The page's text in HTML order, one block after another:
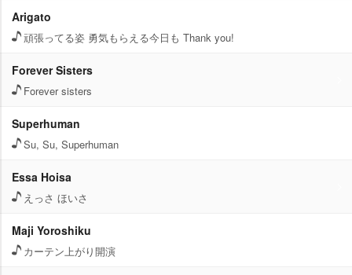
Arigato
頑張ってる姿 勇気もらえる今日も Thank you!
Forever Sisters
Forever sisters
Superhuman
Su, Su, Superhuman
Essa Hoisa
えっさ ほいさ
Maji Yoroshiku
カーテン上がり開演